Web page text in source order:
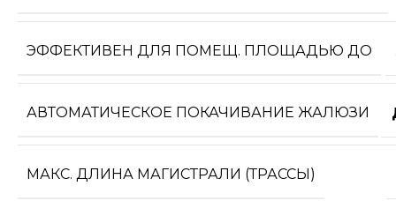
ЭФФЕКТИВЕН ДЛЯ ПОМЕЩ. ПЛОЩАДЬЮ ДО
АВТОМАТИЧЕСКОЕ ПОКАЧИВАНИЕ ЖАЛЮЗИ
МАКС. ДЛИНА МАГИСТРАЛИ (ТРАССЫ)